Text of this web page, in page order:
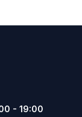
- 19:00